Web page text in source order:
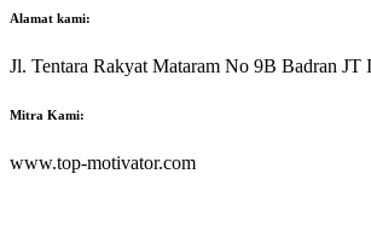
Alamat kami:
Jl. Tentara Rakyat Mataram No 9B Badran
Mitra Kami:
www.top-motivator.com